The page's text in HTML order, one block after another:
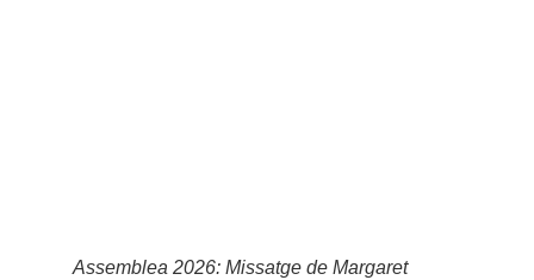
Assemblea 2026: Missatge de Margaret